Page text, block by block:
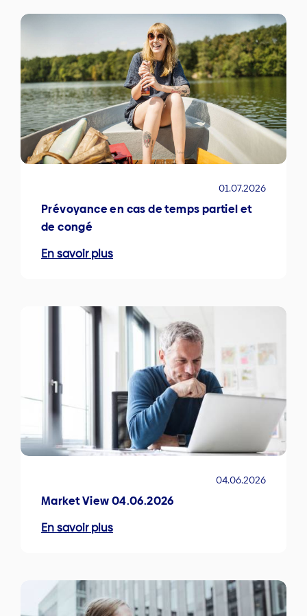
01.07.2026
Prévoyance en cas de temps partiel et
de congé
En savoir plus
04.06.2026
Market View 04.06.2026
En savoir plus